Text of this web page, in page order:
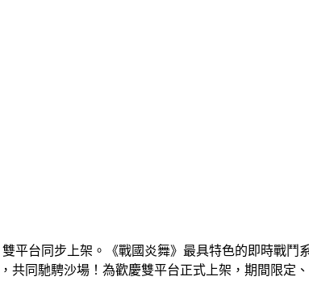
平台同步上架。《戰國炎舞》最具特色的即時戰
同馳騁沙場！為歡慶雙平台正式上架，期間限定